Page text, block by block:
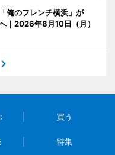
俺のフレンチ横浜」が
｜2026年8月10日（月）
買う
特集